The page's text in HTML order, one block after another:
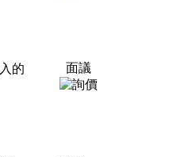
的
面議